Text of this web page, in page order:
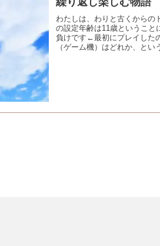
わたしは、わりと古くからの
の設定年齢は11歳ということ
負けです←最初にプレイした
（ゲーム機）はどれか、とい